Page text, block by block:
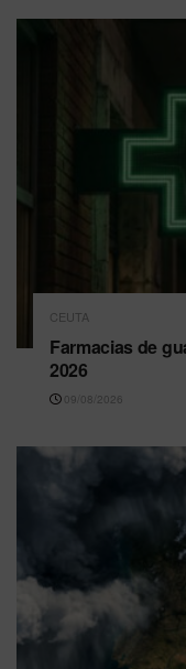
CEUTA
Farmacias de
2026
09/08/2026